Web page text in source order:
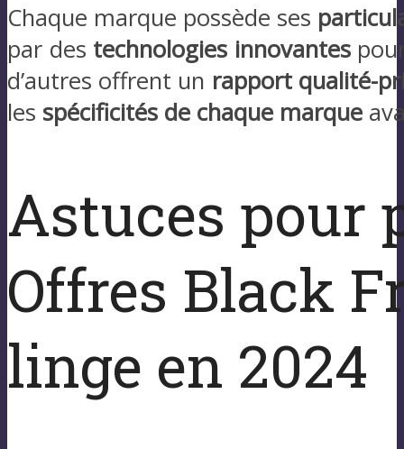
Chaque marque possède ses
par des technologies innovantes
d’autres offrent un rapport qualité-
les spécificités de chaque marque
Astuces pour
Offres Black
linge en 2024